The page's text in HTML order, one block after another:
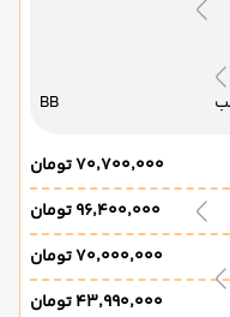
BB
۷۰٬۷۰۰٬۰۰۰ تومان
۹۶٬۴۰۰٬۰۰۰ تومان
۷۰٬۰۰۰٬۰۰۰ تومان
۴۳٬۹۹۰٬۰۰۰ تومان